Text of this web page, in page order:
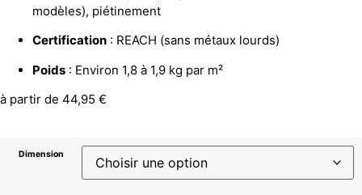
modèles), piétinement
Certification : REACH (sans métaux lourds)
Poids : Environ 1,8 à 1,9 kg par m²
à partir de 44,95 €
Dimension